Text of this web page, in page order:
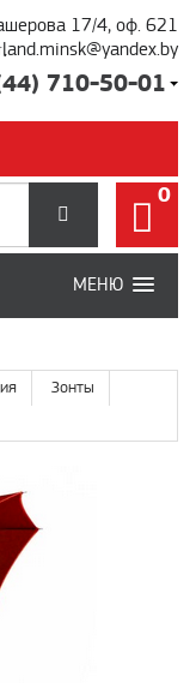
17/4, оф. 621
710-50-01
МЕНЮ
0
Зонты